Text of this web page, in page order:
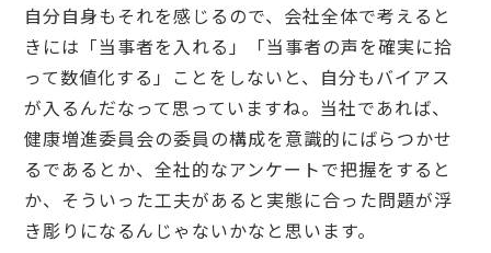
自分自身もそれを感じるので、会社全体で考えると
きには「当事者を入れる」「当事者の声を確実に拾
って数値化する」ことをしないと、自分もバイアス
が入るんだなって思っていますね。当社であれば、
健康増進委員会の委員の構成を意識的にばらつかせ
るであるとか、全社的なアンケートで把握をすると
か、そういった工夫があると実態に合った問題が浮
き彫りになるんじゃないかなと思います。